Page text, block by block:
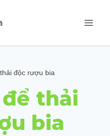
độc rượu bia
thải
bia